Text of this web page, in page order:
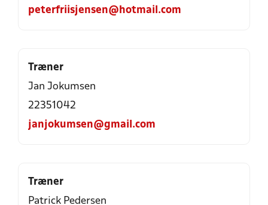
peterfriisjensen@hotmail.com
Træner
Jan Jokumsen
22351042
janjokumsen@gmail.com
Træner
Patrick Pedersen